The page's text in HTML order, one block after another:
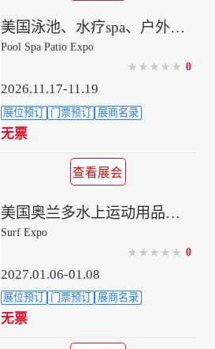
美国泳池、水疗spa、户外家具、设备展览会
Pool Spa Patio Expo
★ ★ ★ ★ ★ 0
2026.11.17-11.19
展位预订 门票预订 展商名录
无票
查看展会
美国奥兰多水上运动用品展冬季
Surf Expo
★ ★ ★ ★ ★ 0
2027.01.06-01.08
展位预订 门票预订 展商名录
无票